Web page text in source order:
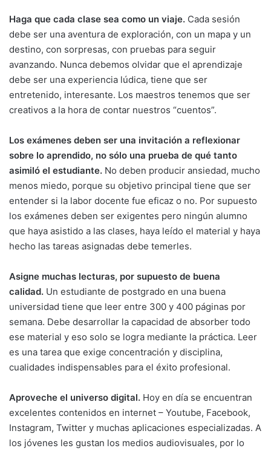
Haga que cada clase sea como un viaje. Cada sesión
debe ser una aventura de exploración, con un mapa y un
destino, con sorpresas, con pruebas para seguir
avanzando. Nunca debemos olvidar que el aprendizaje
debe ser una experiencia lúdica, tiene que ser
entretenido, interesante. Los maestros tenemos que ser
creativos a la hora de contar nuestros “cuentos”.
Los exámenes deben ser una invitación a reflexionar
sobre lo aprendido, no sólo una prueba de qué tanto
asimiló el estudiante. No deben producir ansiedad, mucho
menos miedo, porque su objetivo principal tiene que ser
entender si la labor docente fue eficaz o no. Por supuesto
los exámenes deben ser exigentes pero ningún alumno
que haya asistido a las clases, haya leído el material y haya
hecho las tareas asignadas debe temerles.
Asigne muchas lecturas, por supuesto de buena
calidad. Un estudiante de postgrado en una buena
universidad tiene que leer entre 300 y 400 páginas por
semana. Debe desarrollar la capacidad de absorber todo
ese material y eso solo se logra mediante la práctica. Leer
es una tarea que exige concentración y disciplina,
cualidades indispensables para el éxito profesional.
Aproveche el universo digital. Hoy en día se encuentran
excelentes contenidos en internet – Youtube, Facebook,
Instagram, Twitter y muchas aplicaciones especializadas. A
los jóvenes les gustan los medios audiovisuales, por lo